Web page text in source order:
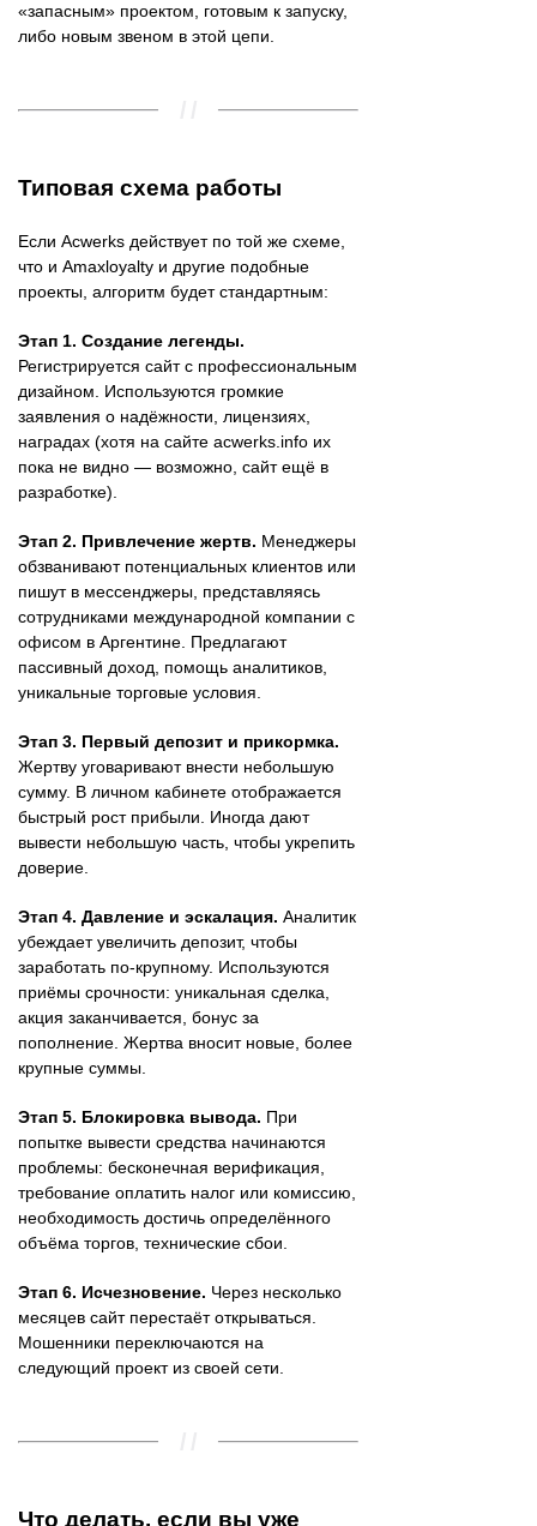
«запасным» проектом, готовым к запуску,
либо новым звеном в этой цепи.
Типовая схема работы
Если Acwerks действует по той же схеме,
что и Amaxloyalty и другие подобные
проекты, алгоритм будет стандартным:
Этап 1. Создание легенды.
Регистрируется сайт с профессиональным
дизайном. Используются громкие
заявления о надёжности, лицензиях,
наградах (хотя на сайте acwerks.info их
пока не видно — возможно, сайт ещё в
разработке).
Этап 2. Привлечение жертв. Менеджеры
обзванивают потенциальных клиентов или
пишут в мессенджеры, представляясь
сотрудниками международной компании с
офисом в Аргентине. Предлагают
пассивный доход, помощь аналитиков,
уникальные торговые условия.
Этап 3. Первый депозит и прикормка.
Жертву уговаривают внести небольшую
сумму. В личном кабинете отображается
быстрый рост прибыли. Иногда дают
вывести небольшую часть, чтобы укрепить
доверие.
Этап 4. Давление и эскалация. Аналитик
убеждает увеличить депозит, чтобы
заработать по-крупному. Используются
приёмы срочности: уникальная сделка,
акция заканчивается, бонус за
пополнение. Жертва вносит новые, более
крупные суммы.
Этап 5. Блокировка вывода. При
попытке вывести средства начинаются
проблемы: бесконечная верификация,
требование оплатить налог или комиссию,
необходимость достичь определённого
объёма торгов, технические сбои.
Этап 6. Исчезновение. Через несколько
месяцев сайт перестаёт открываться.
Мошенники переключаются на
следующий проект из своей сети.
Что делать, если вы уже